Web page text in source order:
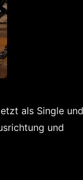
als Single und
und